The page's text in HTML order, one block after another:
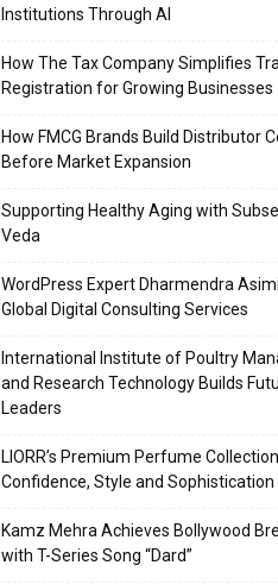
Institutions Through AI
How The Tax Company Simplifies
Registration for Growing Businesses
How FMCG Brands Build Distributor
Before Market Expansion
Supporting Healthy Aging with
Veda
WordPress Expert Dharmendra
Global Digital Consulting Services
International Institute of Poultry
and Research Technology Builds
Leaders
LIORR’s Premium Perfume
Confidence, Style and Sophistication
Kamz Mehra Achieves Bollywood
with T-Series Song “Dard”